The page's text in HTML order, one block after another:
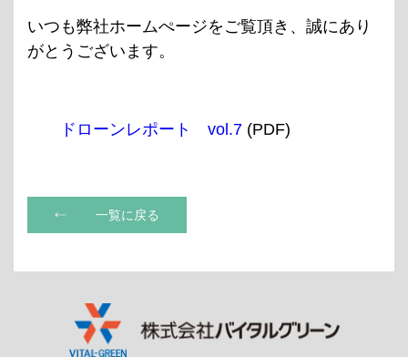
いつも弊社ホームぺージをご覧頂き、誠にあり
がとうございます。
ドローンレポート vol.7 (PDF)
一覧に戻る